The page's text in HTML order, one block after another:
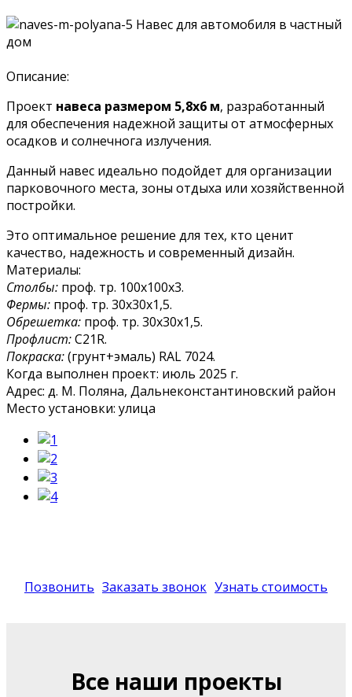
Описание:
Проект навеса размером 5,8х6 м, разработанный
для обеспечения надежной защиты от атмосферных
осадков и солнечнога излучения.
Данный навес идеально подойдет для организации
парковочного места, зоны отдыха или хозяйственной
постройки.
Это оптимальное решение для тех, кто ценит
качество, надежность и современный дизайн.
Материалы:
Столбы: проф. тр. 100х100х3.
Фермы: проф. тр. 30х30х1,5.
Обрешетка: проф. тр. 30х30х1,5.
Профлист:С21R.
Покраска:(грунт+эмаль) RAL 7024.
Когда выполнен проект: июль 2025 г.
Адрес: д. М. Поляна, Дальнеконстантиновский район
Место установки: улица
Позвонить Заказать звонок Узнать стоимость
Все наши проекты